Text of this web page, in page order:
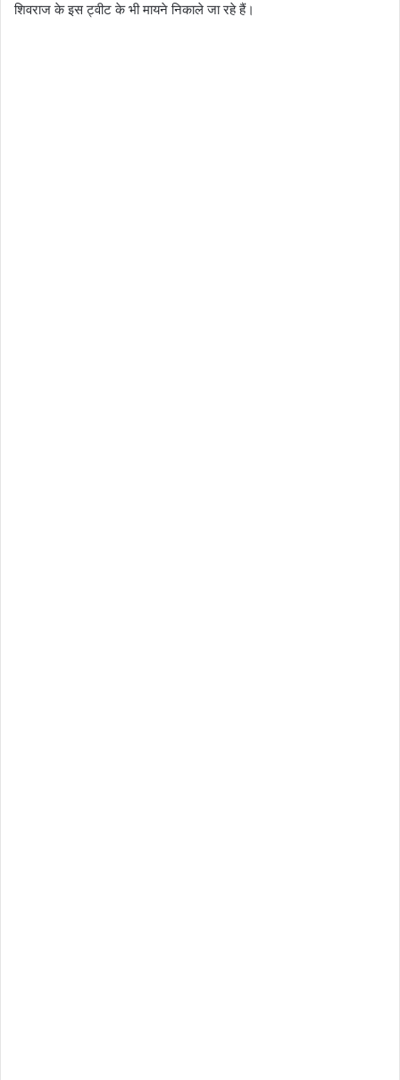
शिवराज के इस ट्वीट के भी मायने निकाले जा रहे हैं।